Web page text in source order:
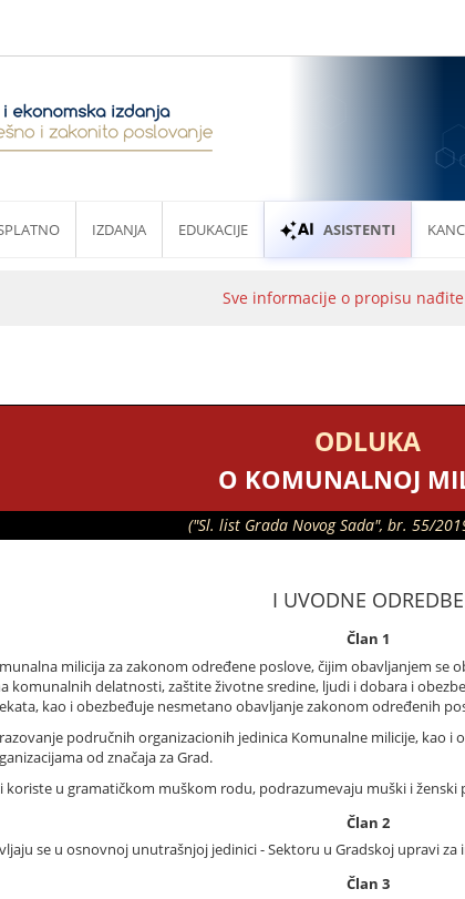
IZDANJA EDUKACIJE ASISTENTI
Sve informacije o propisu nađite
ODLUKA
O KOMUNALNOJ
("Sl. list Grada Novog Sada", br. 55/
I UVODNE ODREDBE
Član 1
milicija za zakonom određene poslove, čijim obavljanjem se
komunalnih delatnosti, zaštite životne sredine, ljudi i dobara i
kao i obezbeđuje nesmetano obavljanje zakonom određenih
područnih organizacionih jedinica Komunalne milicije, kao i
od značaja za Grad.
koriste u gramatičkom muškom rodu, podrazumevaju muški i ženski
Član 2
se u osnovnoj unutrašnjoj jedinici - Sektoru u Gradskoj upravi
Član 3